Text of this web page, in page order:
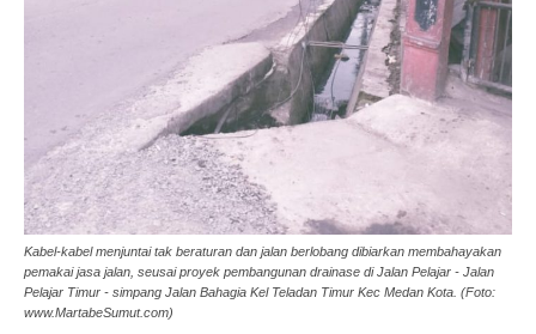
Kabel-kabel menjuntai tak beraturan dan jalan berlobang dibiarkan membahayakan
pemakai jasa jalan, seusai proyek pembangunan drainase di Jalan Pelajar - Jalan
Pelajar Timur - simpang Jalan Bahagia Kel Teladan Timur Kec Medan Kota. (Foto:
www.MartabeSumut.com)